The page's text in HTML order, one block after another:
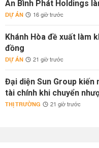
An Bình Phát Holdings
DỰ ÁN 16 giờ trước
Khánh Hòa đề xuất làm
đồng
DỰ ÁN 21 giờ trước
Đại diện Sun Group kiến
tài chính khi chuyển
THỊ TRƯỜNG 21 giờ trước